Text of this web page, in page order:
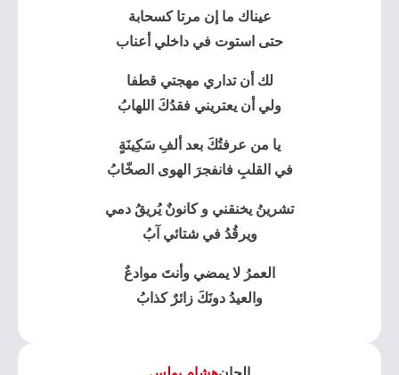
‏عيناك ‏ما إن مرتا كسحابة
‏حتى استوت في داخلي أعناب
‏لك أن تداري مهجتي قطفا
‏ولي أن يعتريني ‏فقدُكَ اللهابُ
يا من عرفتُكَ ‏بعد ألفِ سَكِينَةٍ
في القلبِ ‏فانفجرَ الهوى الصخّابُ
‏تشرينُ يخنقني ‏و كانونٌ يُريقُ دمي
‏ويرقُدُ في شتائي آبُ
‏العمرُ لا يمضي ‏وأنتَ موادعٌ
‏والعيدُ دونَكَ زائرٌ كذابُ